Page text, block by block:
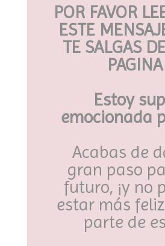
POR FAVOR
ESTE
TE SALGAS
PAGINA
Estoy
emocionada
Acabas de
gran paso
futuro, ¡y no
estar más
parte de